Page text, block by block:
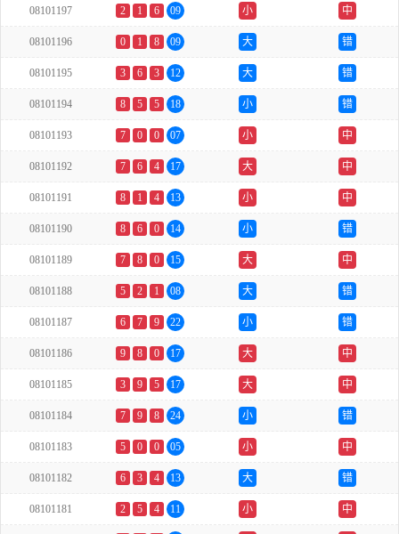
08101197 2 1 6 09 小 中
08101196 0 1 8 09 大 错
08101195 3 6 3 12 大 错
08101194 8 5 5 18 小 错
08101193 7 0 0 07 小 中
08101192 7 6 4 17 大 中
08101191 8 1 4 13 小 中
08101190 8 6 0 14 小 错
08101189 7 8 0 15 大 中
08101188 5 2 1 08 大 错
08101187 6 7 9 22 小 错
08101186 9 8 0 17 大 中
08101185 3 9 5 17 大 中
08101184 7 9 8 24 小 错
08101183 5 0 0 05 小 中
08101182 6 3 4 13 大 错
08101181 2 5 4 11 小 中